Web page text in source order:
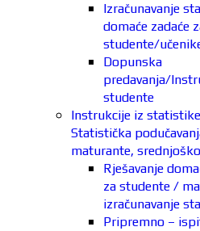
Izračunavanje
domaće zadaće
studente/
Dopunska
predavanja/
studente
Instrukcije iz
Statistička
maturante,
Rješavanje
za studente /
izračunavanje
Pripremno –